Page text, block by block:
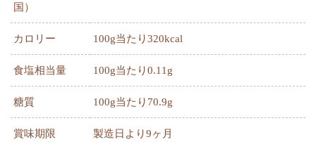
国）
カロリー 100g当たり320kcal
食塩相当量 100g当たり0.11g
糖質 100g当たり70.9g
賞味期限 製造日より9ヶ月